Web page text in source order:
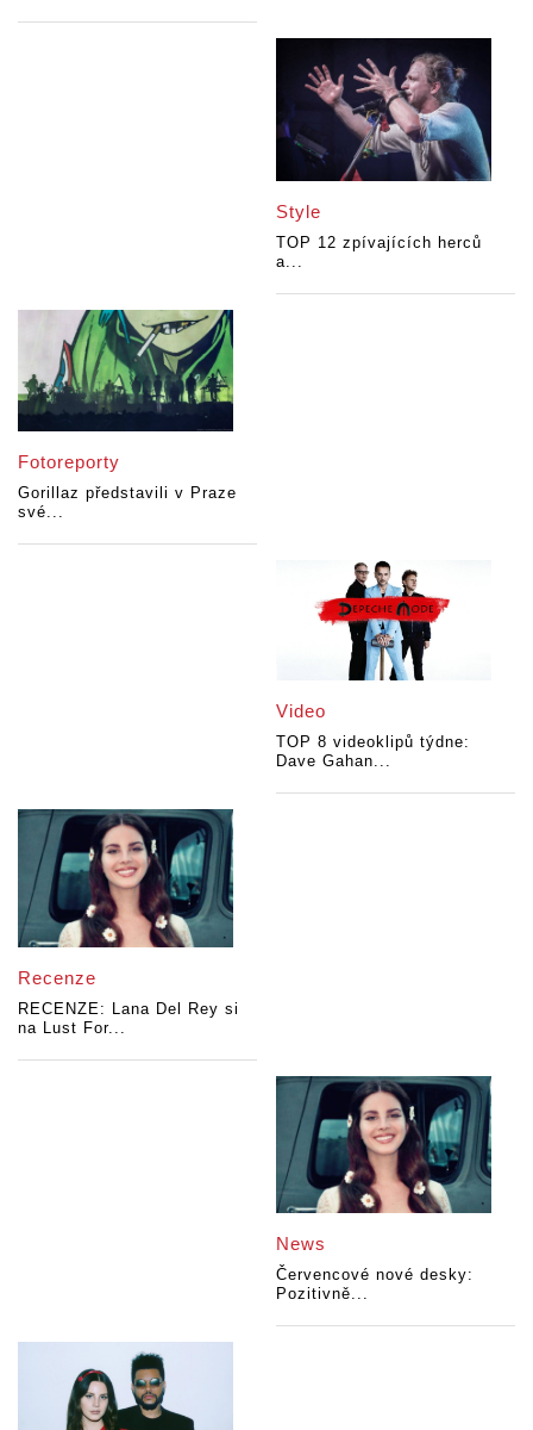
Style
TOP 12 zpívajících herců
a...
Fotoreporty
Gorillaz představili v Praze
své...
Video
TOP 8 videoklipů týdne:
Dave Gahan...
Recenze
RECENZE: Lana Del Rey si
na Lust For...
News
Červencové nové desky:
Pozitivně...